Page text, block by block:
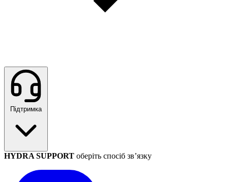
Підтримка
HYDRA SUPPORT оберіть спосіб зв’язку